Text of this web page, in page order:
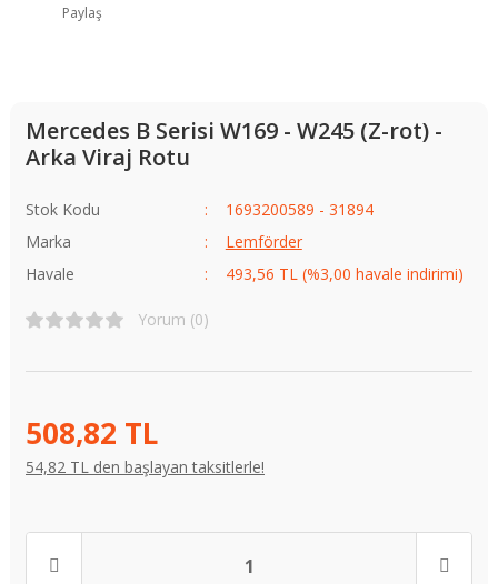
Paylaş
Mercedes B Serisi W169 - W245 (Z-rot) -
Arka Viraj Rotu
Stok Kodu
1693200589 - 31894
Marka
Lemförder
Havale
493,56 TL (%3,00 havale indirimi)
Yorum (0)
508,82 TL
54,82 TL den başlayan taksitlerle!